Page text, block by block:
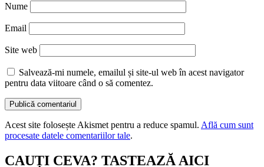
Nume
Email
Site web
Salvează-mi numele, emailul și site-ul web în acest navigator
pentru data viitoare când o să comentez.
Acest site folosește Akismet pentru a reduce spamul. Află cum sunt
procesate datele comentariilor tale.
CAUȚI CEVA? TASTEAZĂ AICI